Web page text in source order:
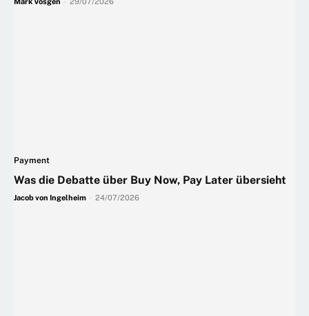
Payment
Was die Debatte über Buy Now, Pay Later übersieht
Jacob von Ingelheim 24/07/2026